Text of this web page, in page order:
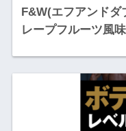
F&W(エフアンド
レープフルーツ風